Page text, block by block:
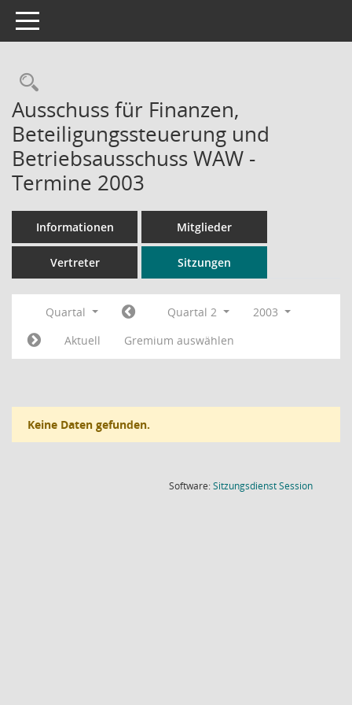
Toggle navigation
Rechercheauswahl
Ausschuss für Finanzen,
Beteiligungssteuerung und
Betriebsausschuss WAW -
Termine 2003
Informationen Mitglieder
Vertreter Sitzungen
Quartal Quartal 2
2003
Aktuell
Gremium auswählen
Keine Daten gefunden.
Software:SitzungsdienstSession(Wird in